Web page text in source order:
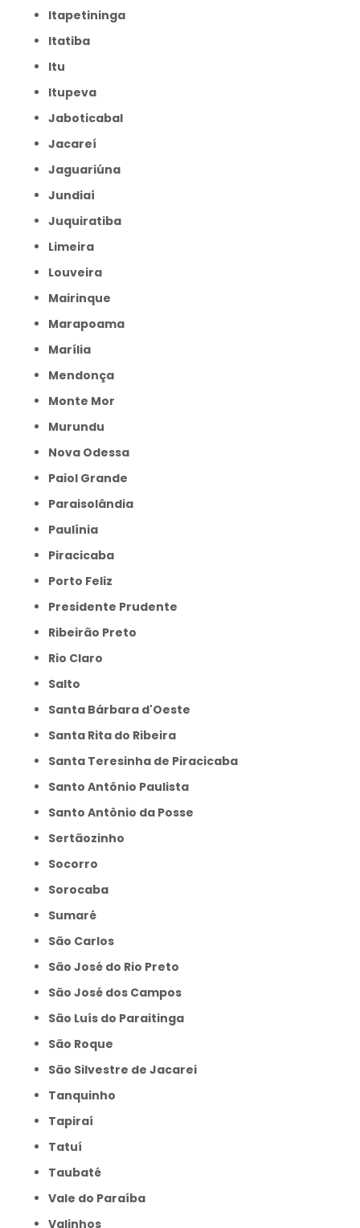
Itapetininga
Itatiba
Itu
Itupeva
Jaboticabal
Jacareí
Jaguariúna
Jundiaí
Juquiratiba
Limeira
Louveira
Mairinque
Marapoama
Marília
Mendonça
Monte Mor
Murundu
Nova Odessa
Paiol Grande
Paraisolândia
Paulínia
Piracicaba
Porto Feliz
Presidente Prudente
Ribeirão Preto
Rio Claro
Salto
Santa Bárbara d'Oeste
Santa Rita do Ribeira
Santa Teresinha de Piracicaba
Santo Antônio Paulista
Santo Antônio da Posse
Sertãozinho
Socorro
Sorocaba
Sumaré
São Carlos
São José do Rio Preto
São José dos Campos
São Luís do Paraitinga
São Roque
São Silvestre de Jacarei
Tanquinho
Tapiraí
Tatuí
Taubaté
Vale do Paraíba
Valinhos